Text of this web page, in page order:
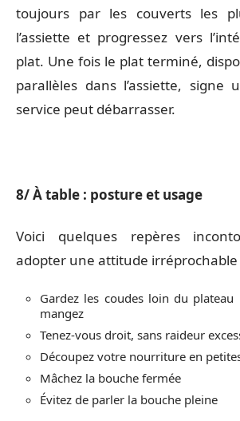
toujours par les couverts les
l’assiette et progressez vers
plat. Une fois le plat terminé,
parallèles dans l’assiette, signe
service peut débarrasser.
8/ À table : posture et usage
Voici quelques repères
adopter une attitude irréprochable
Gardez les coudes loin du
mangez
Tenez-vous droit, sans raideur
Découpez votre nourriture en
Mâchez la bouche fermée
Évitez de parler la bouche pleine